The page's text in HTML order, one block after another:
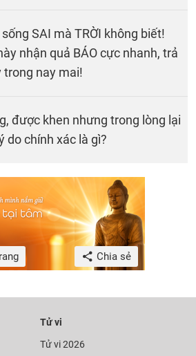
SAI mà TRỜI không biết!
nhận quả BÁO cực nhanh, trả
trong nay mai!
được khen nhưng trong lòng lại
do chính xác là gì?
Chia sẻ
Tử vi
Tử vi 2026